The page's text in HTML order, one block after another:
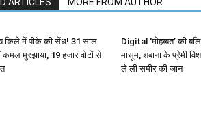
किले में पीके की सेंध! 31 साल
कमल मुरझाया, 19 हजार वोटों से
Digital ‘मोहब्बत’ की
मासूम, शबाना के प्रेमी
ले ली समीर की जान